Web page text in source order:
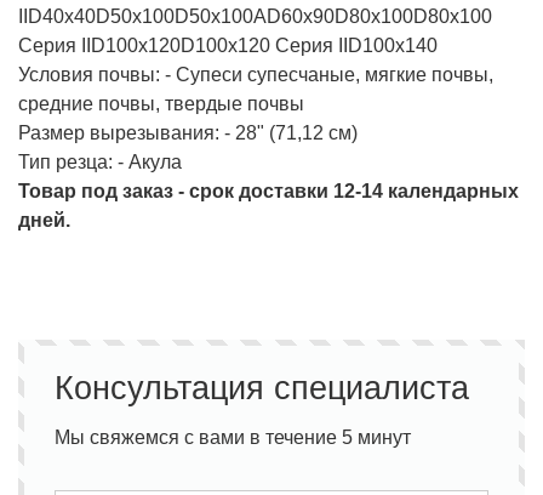
IID40x40D50x100D50x100AD60x90D80x100D80x100
Серия IID100x120D100x120 Серия IID100x140
Условия почвы: - Супеси супесчаные, мягкие почвы,
средние почвы, твердые почвы
Размер вырезывания: - 28" (71,12 см)
Тип резца: - Акула
Товар под заказ - срок доставки 12-14 календарных
дней.
Консультация специалиста
Мы свяжемся с вами в течение 5 минут